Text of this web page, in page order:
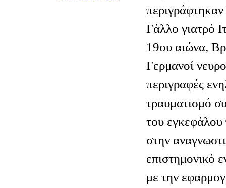
Γάλλο γιατρό
19ου αιώνα,
Γερμανοί
περιγραφές
τραυματισμό
του εγκεφάλου
στην
επιστημονικό
με την